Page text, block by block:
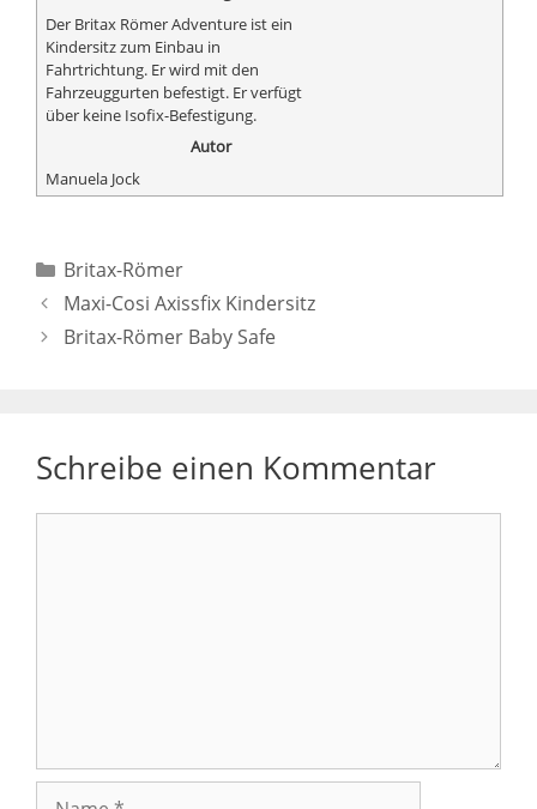
Der Britax Römer Adventure ist ein
Kindersitz zum Einbau in
Fahrtrichtung. Er wird mit den
Fahrzeuggurten befestigt. Er verfügt
über keine Isofix-Befestigung.
Autor
Manuela Jock
Kategorien
Britax-Römer
Maxi-Cosi Axissfix Kindersitz
Britax-Römer Baby Safe
Schreibe einen Kommentar